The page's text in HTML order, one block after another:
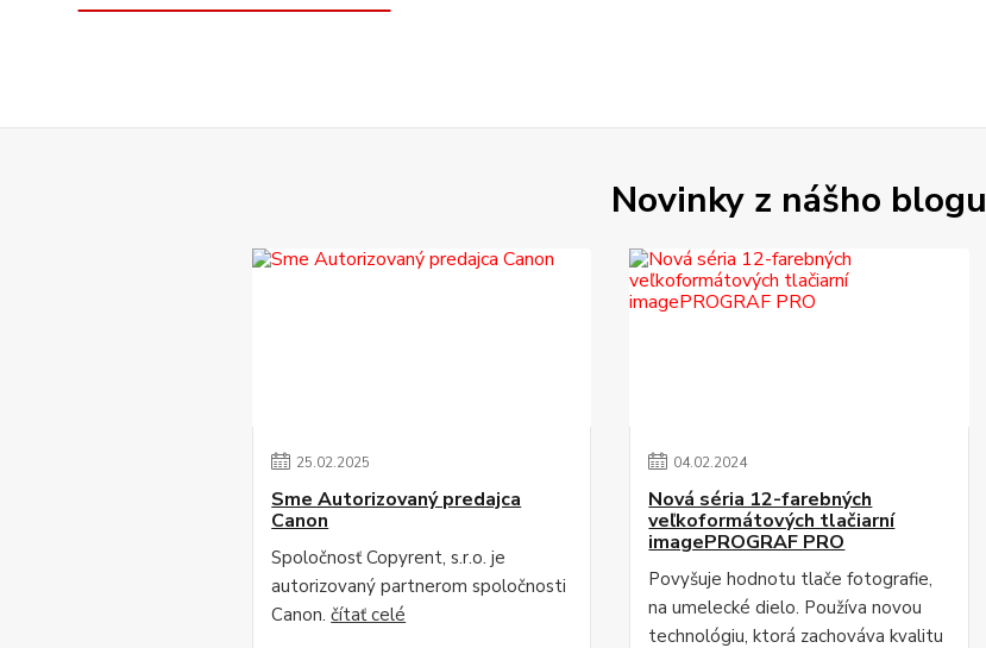
Novinky z nášho blogu
25.02.2025
Sme Autorizovaný predajca
Canon
Spoločnosť Copyrent, s.r.o. je
autorizovaný partnerom spoločnosti
Canon.čítať celé
04.02.2024
Nová séria 12-farebných
veľkoformátových tlačiarní
imagePROGRAF PRO
Povyšuje hodnotu tlače fotografie,
na umelecké dielo. Používa novou
technológiu, ktorá zachováva kvalitu